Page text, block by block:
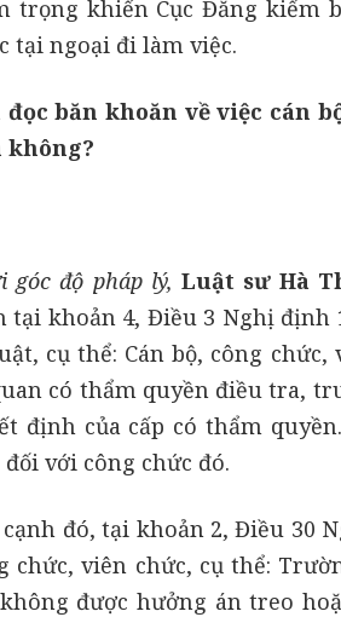
trọng khiến Cục Đăng kiểm
tại ngoại đi làm việc.
đọc băn khoăn về việc cán
không?
góc độ pháp lý, Luật sư Hà
tại khoản 4, Điều 3 Nghị định
cụ thể: Cán bộ, công
có thẩm quyền điều tra,
định của cấp có thẩm
với công chức đó.
cạnh đó, tại khoản 2, Điều 30
chức, viên chức, cụ thể:
được hưởng án treo